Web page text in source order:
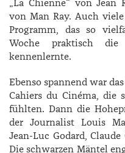
„La Chienne“ von Jean
von Man Ray. Auch
Programm, das so
Woche praktisch
kennenlernte.
Ebenso spannend war
Cahiers du Cinéma, die
fühlten. Dann die
der Journalist Louis
Jean-Luc ­Godard,
Die schwarzen Mäntel